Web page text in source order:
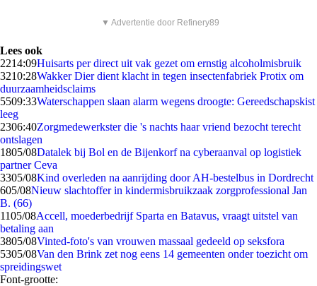
▼ Advertentie door Refinery89
Lees ook
2214:09Huisarts per direct uit vak gezet om ernstig alcoholmisbruik
3210:28Wakker Dier dient klacht in tegen insectenfabriek Protix om
duurzaamheidsclaims
5509:33Waterschappen slaan alarm wegens droogte: Gereedschapskist
leeg
2306:40Zorgmedewerkster die 's nachts haar vriend bezocht terecht
ontslagen
1805/08Datalek bij Bol en de Bijenkorf na cyberaanval op logistiek
partner Ceva
3305/08Kind overleden na aanrijding door AH-bestelbus in Dordrecht
605/08Nieuw slachtoffer in kindermisbruikzaak zorgprofessional Jan
B. (66)
1105/08Accell, moederbedrijf Sparta en Batavus, vraagt uitstel van
betaling aan
3805/08Vinted-foto's van vrouwen massaal gedeeld op seksfora
5305/08Van den Brink zet nog eens 14 gemeenten onder toezicht om
spreidingswet
Font-grootte: